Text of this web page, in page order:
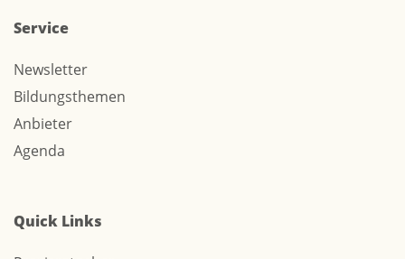
Service
Newsletter
Bildungsthemen
Anbieter
Agenda
Quick Links